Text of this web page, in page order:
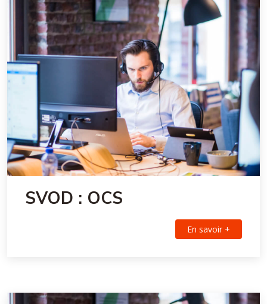
SVOD : OCS
En savoir +